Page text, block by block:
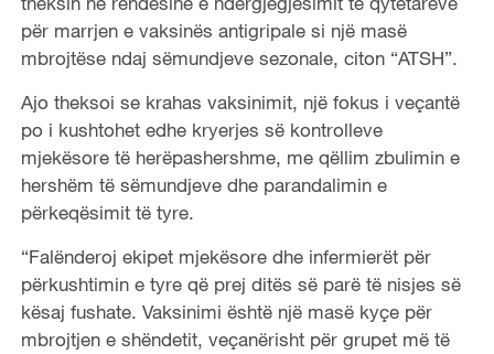
për marrjen e vaksinës antigripale si një masë
mbrojtëse ndaj sëmundjeve sezonale, citon “ATSH”.
Ajo theksoi se krahas vaksinimit, një fokus i veçantë
po i kushtohet edhe kryerjes së kontrolleve
mjekësore të herëpashershme, me qëllim zbulimin e
hershëm të sëmundjeve dhe parandalimin e
përkeqësimit të tyre.
“Falënderoj ekipet mjekësore dhe infermierët për
përkushtimin e tyre që prej ditës së parë të nisjes së
kësaj fushate. Vaksinimi është një masë kyçe për
mbrojtjen e shëndetit, veçanërisht për grupet më të